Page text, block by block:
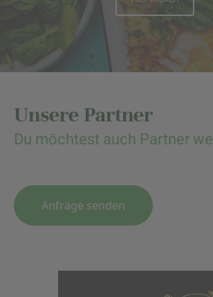
Unsere Partner
Du möchtest auch Partner
Anfrage senden